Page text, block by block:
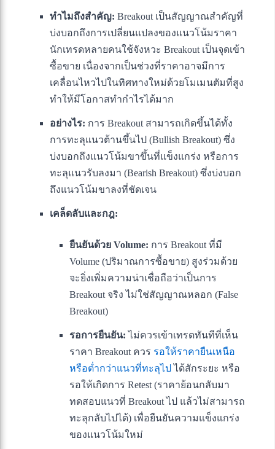
ทำไมถึงสำคัญ: Breakout เป็นสัญญาณสำคัญที่
บ่งบอกถึงการเปลี่ยนแปลงของแนวโน้มราคา
นักเทรดหลายคนใช้จังหวะ Breakout เป็นจุดเข้า
ซื้อขาย เนื่องจากเป็นช่วงที่ราคาอาจมีการ
เคลื่อนไหวไปในทิศทางใหม่ด้วยโมเมนตัมที่สูง
ทำให้มีโอกาสทำกำไรได้มาก
อย่างไร: การ Breakout สามารถเกิดขึ้นได้ทั้ง
การทะลุแนวต้านขึ้นไป (Bullish Breakout) ซึ่ง
บ่งบอกถึงแนวโน้มขาขึ้นที่แข็งแกร่ง หรือการ
ทะลุแนวรับลงมา (Bearish Breakout) ซึ่งบ่งบอก
ถึงแนวโน้มขาลงที่ชัดเจน
เคล็ดลับและกฎ:
ยืนยันด้วย Volume: การ Breakout ที่มี
Volume (ปริมาณการซื้อขาย) สูงร่วมด้วย
จะยิ่งเพิ่มความน่าเชื่อถือว่าเป็นการ
Breakout จริง ไม่ใช่สัญญาณหลอก (False
Breakout)
รอการยืนยัน: ไม่ควรเข้าเทรดทันทีที่เห็น
ราคา Breakout ควร รอให้ราคายืนเหนือ
หรือต่ำกว่าแนวที่ทะลุไป ได้สักระยะ หรือ
รอให้เกิดการ Retest (ราคาย้อนกลับมา
ทดสอบแนวที่ Breakout ไป แล้วไม่สามารถ
ทะลุกลับไปได้) เพื่อยืนยันความแข็งแกร่ง
ของแนวโน้มใหม่